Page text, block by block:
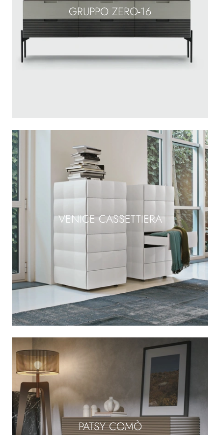
GRUPPO ZERO-16
VENICE CASSETTIERA
PATSY COMÒ